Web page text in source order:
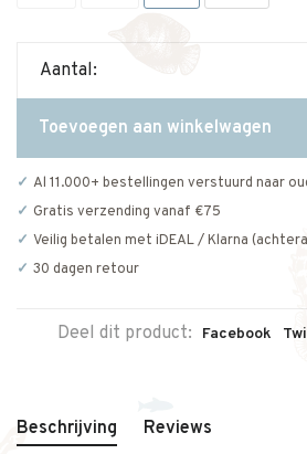
Aantal:
Toevoegen aan winkelwagen
Al 11.000+ bestellingen verstuurd naar
Gratis verzending vanaf €75
Veilig betalen met iDEAL / Klarna
30 dagen retour
Deel dit product: Facebook
Beschrijving Reviews